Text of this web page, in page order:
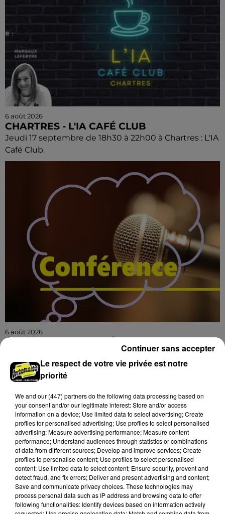
6 août 2026
CHARTRES - L'IA CAFÉ CLUB
Jeudi 17 septembre de 18h30 à 22h00 à Chartres : L'IA
Café Club.
6 août 2026
ÉTAMPES (91) - CONFÉRENCE : LES
Lundi 5 octobre à 14h00 au Théâtre intercommunal
de Étampes (Essonne) : Les savants voyageurs. Par
l’Institut...
Le respect de votre vie privée est notre
priorité
We and our (447) partnersdo the following data processing based on
your consent and/or our legitimate interest: Store and/or access
information on a device; Use limited data to select advertising; Create
profiles for personalised advertising; Use profiles to select personalised
advertising; Measure advertising performance; Measure content
performance; Understand audiences through statistics or combinations
of data from different sources; Develop and improve services; Create
profiles to personalise content; Use profiles to select personalised
content; Use limited data to select content; Ensure security, prevent and
detect fraud, and fix errors; Deliver and present advertising and content;
Save and communicate privacy choices. These technologies may
process personal data such as IP address and browsing data to offer
following functionalities: Identify devices based on information actively
Continuer sans accepter